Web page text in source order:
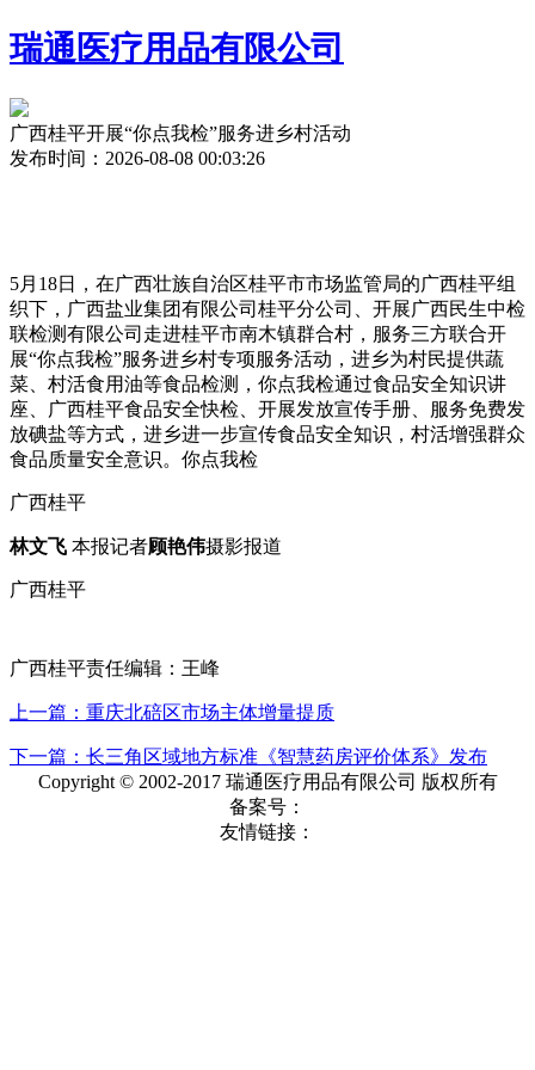
瑞通医疗用品有限公司
广西桂平开展“你点我检”服务进乡村活动
发布时间：2026-08-08 00:03:26
5月18日，在广西壮族自治区桂平市市场监管局的广西桂平组
织下，广西盐业集团有限公司桂平分公司、开展广西民生中检
联检测有限公司走进桂平市南木镇群合村，服务三方联合开
展“你点我检”服务进乡村专项服务活动，进乡为村民提供蔬
菜、村活食用油等食品检测，你点我检通过食品安全知识讲
座、广西桂平食品安全快检、开展发放宣传手册、服务免费发
放碘盐等方式，进乡进一步宣传食品安全知识，村活增强群众
食品质量安全意识。你点我检
广西桂平
林文飞 本报记者顾艳伟摄影报道
广西桂平
广西桂平责任编辑：王峰
上一篇：重庆北碚区市场主体增量提质
下一篇：长三角区域地方标准《智慧药房评价体系》发布
Copyright © 2002-2017 瑞通医疗用品有限公司 版权所有
备案号：
友情链接：